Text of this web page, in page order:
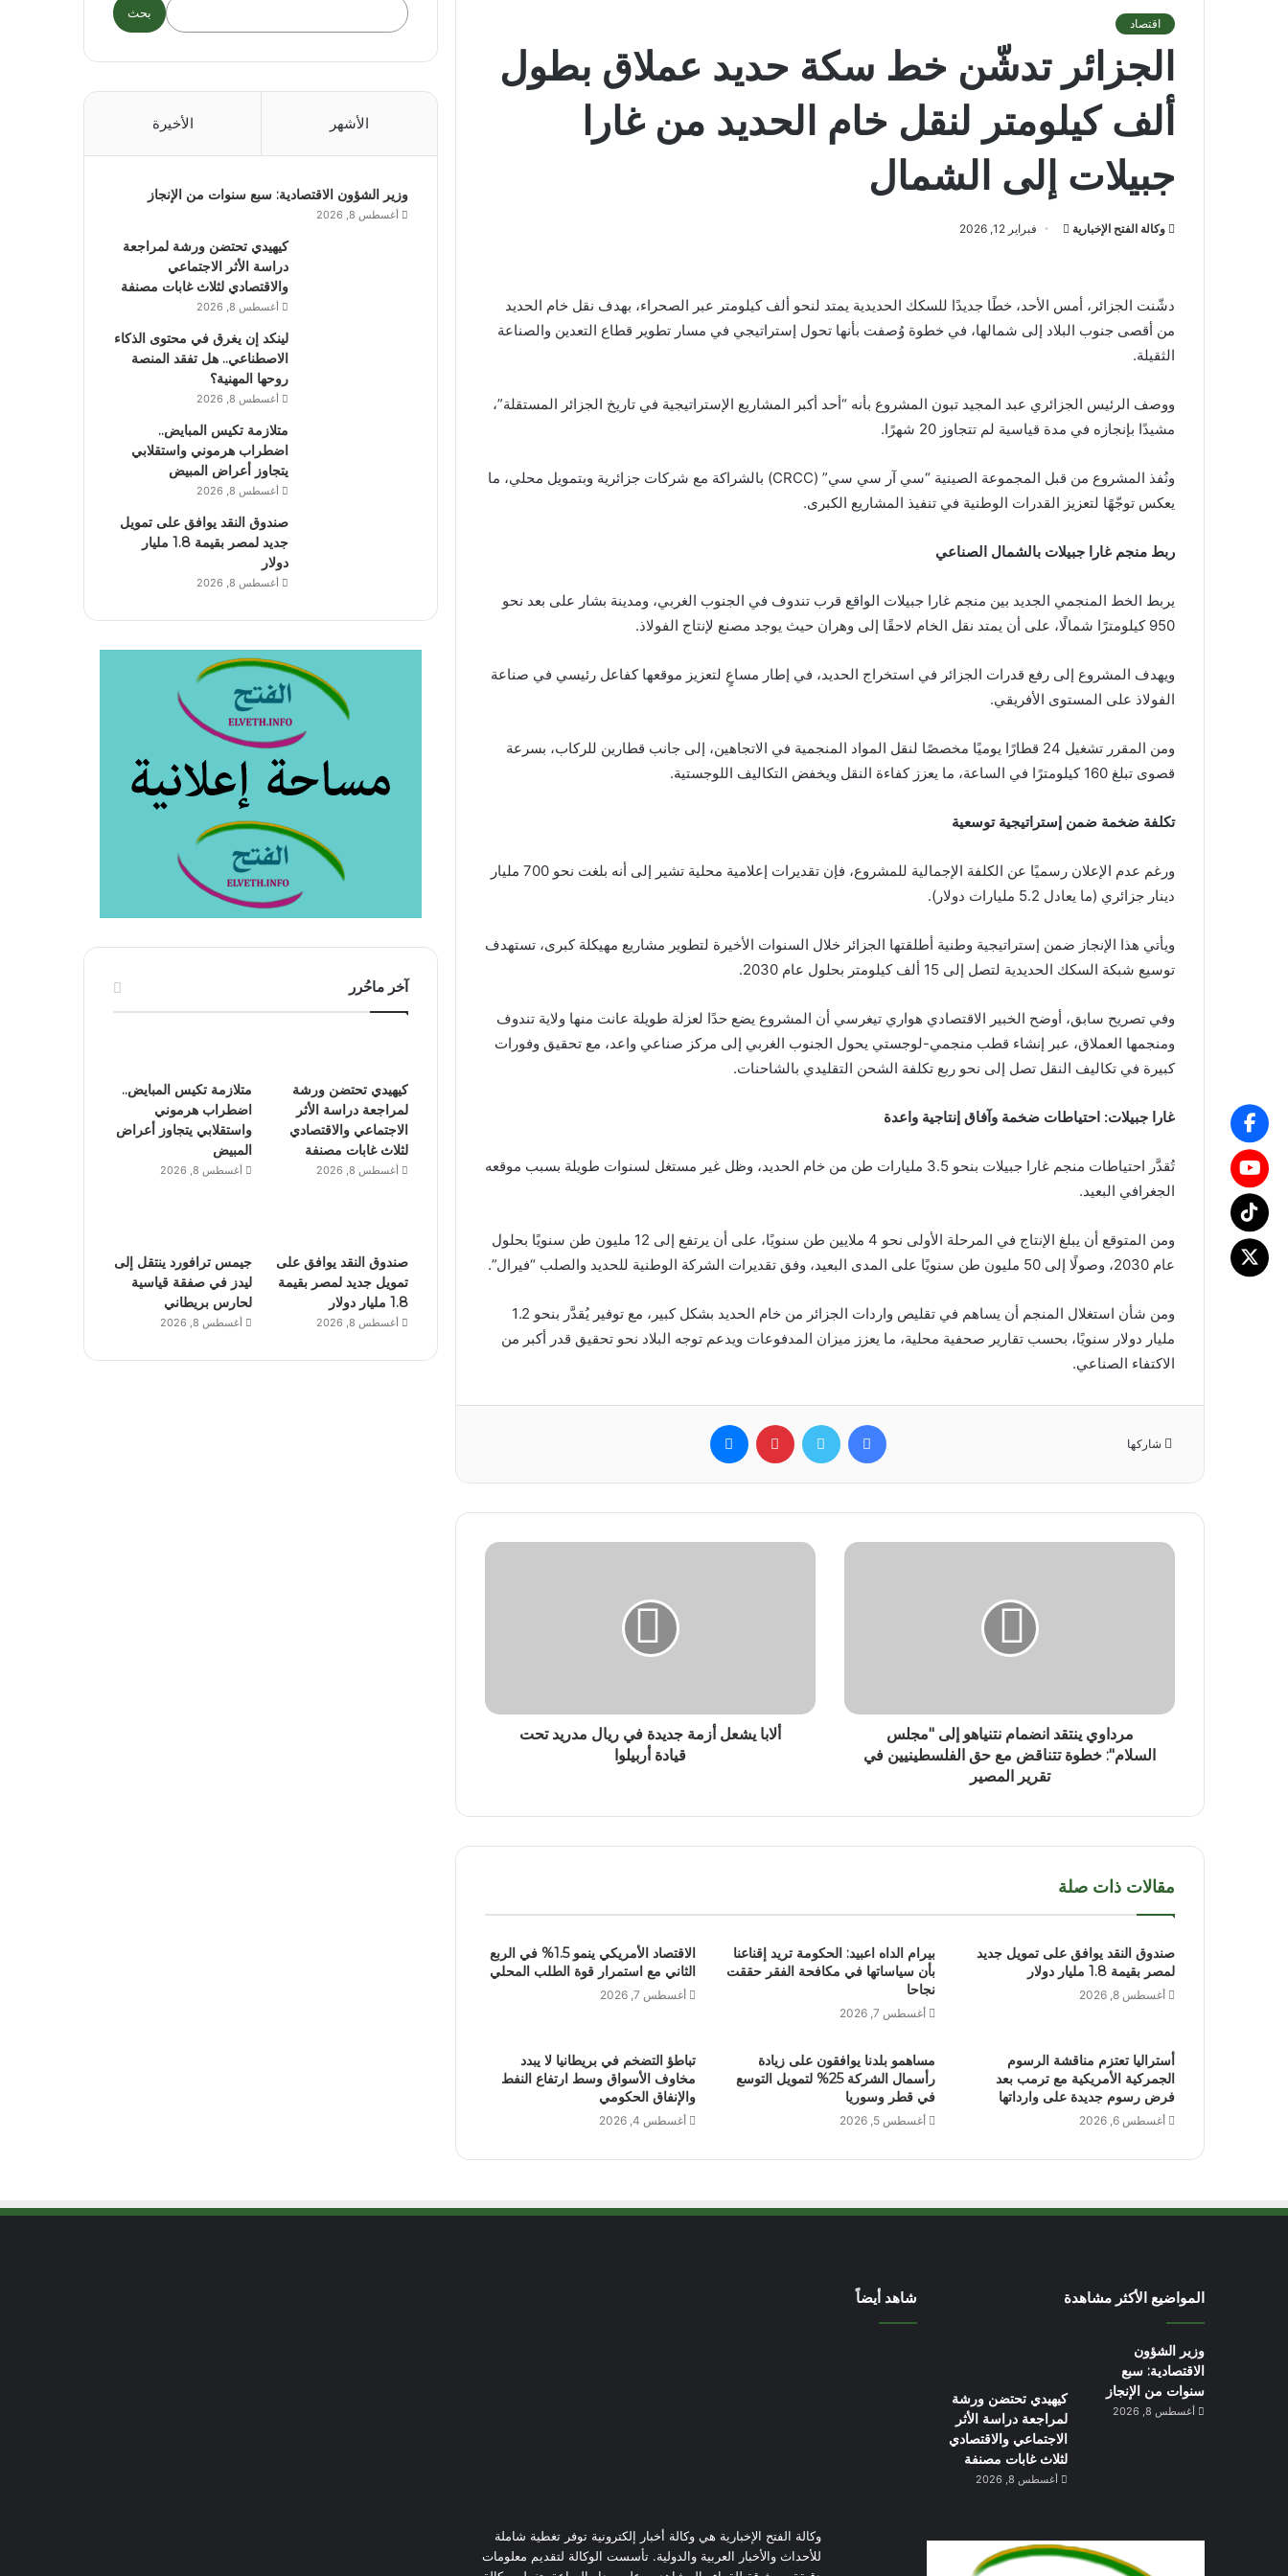
اقتصاد
الجزائر تدشّن خط سكة حديد عملاق بطول
ألف كيلومتر لنقل خام الحديد من غارا
جبيلات إلى الشمال
وكالة الفتح الإخبارية
أرسل فبراير 12, 2026
دشّنت الجزائر، أمس الأحد، خطًا جديدًا للسكك الحديدية يمتد لنحو ألف كيلومتر عبر الصحراء، بهدف نقل خام الحديد
من أقصى جنوب البلاد إلى شمالها، في خطوة وُصفت بأنها تحول إستراتيجي في مسار تطوير قطاع التعدين والصناعة
الثقيلة.
ووصف الرئيس الجزائري عبد المجيد تبون المشروع بأنه “أحد أكبر المشاريع الإستراتيجية في تاريخ الجزائر المستقلة”،
مشيدًا بإنجازه في مدة قياسية لم تتجاوز 20 شهرًا.
ونُفذ المشروع من قبل المجموعة الصينية “سي آر سي سي” (CRCC) بالشراكة مع شركات جزائرية وبتمويل محلي، ما
يعكس توجّهًا لتعزيز القدرات الوطنية في تنفيذ المشاريع الكبرى.
ربط منجم غارا جبيلات بالشمال الصناعي
يربط الخط المنجمي الجديد بين منجم غارا جبيلات الواقع قرب تندوف في الجنوب الغربي، ومدينة بشار على بعد نحو
950 كيلومترًا شمالًا، على أن يمتد نقل الخام لاحقًا إلى وهران حيث يوجد مصنع لإنتاج الفولاذ.
ويهدف المشروع إلى رفع قدرات الجزائر في استخراج الحديد، في إطار مساعٍ لتعزيز موقعها كفاعل رئيسي في صناعة
الفولاذ على المستوى الأفريقي.
ومن المقرر تشغيل 24 قطارًا يوميًا مخصصًا لنقل المواد المنجمية في الاتجاهين، إلى جانب قطارين للركاب، بسرعة
قصوى تبلغ 160 كيلومترًا في الساعة، ما يعزز كفاءة النقل ويخفض التكاليف اللوجستية.
تكلفة ضخمة ضمن إستراتيجية توسعية
ورغم عدم الإعلان رسميًا عن الكلفة الإجمالية للمشروع، فإن تقديرات إعلامية محلية تشير إلى أنه بلغت نحو 700 مليار
دينار جزائري (ما يعادل 5.2 مليارات دولار).
ويأتي هذا الإنجاز ضمن إستراتيجية وطنية أطلقتها الجزائر خلال السنوات الأخيرة لتطوير مشاريع مهيكلة كبرى، تستهدف
توسيع شبكة السكك الحديدية لتصل إلى 15 ألف كيلومتر بحلول عام 2030.
وفي تصريح سابق، أوضح الخبير الاقتصادي هواري تيغرسي أن المشروع يضع حدًا لعزلة طويلة عانت منها ولاية تندوف
ومنجمها العملاق، عبر إنشاء قطب منجمي-لوجستي يحول الجنوب الغربي إلى مركز صناعي واعد، مع تحقيق وفورات
كبيرة في تكاليف النقل تصل إلى نحو ربع تكلفة الشحن التقليدي بالشاحنات.
غارا جبيلات: احتياطات ضخمة وآفاق إنتاجية واعدة
تُقدَّر احتياطات منجم غارا جبيلات بنحو 3.5 مليارات طن من خام الحديد، وظل غير مستغل لسنوات طويلة بسبب موقعه
الجغرافي البعيد.
ومن المتوقع أن يبلغ الإنتاج في المرحلة الأولى نحو 4 ملايين طن سنويًا، على أن يرتفع إلى 12 مليون طن سنويًا بحلول
عام 2030، وصولًا إلى 50 مليون طن سنويًا على المدى البعيد، وفق تقديرات الشركة الوطنية للحديد والصلب “فيرال”.
ومن شأن استغلال المنجم أن يساهم في تقليص واردات الجزائر من خام الحديد بشكل كبير، مع توفير يُقدَّر بنحو 1.2
مليار دولار سنويًا، بحسب تقارير صحفية محلية، ما يعزز ميزان المدفوعات ويدعم توجه البلاد نحو تحقيق قدر أكبر من
الاكتفاء الصناعي.
شاركها
فيسبوك تويتر بينتيريست
مرداوي ينتقد انضمام نتنياهو إلى "مجلس
السلام": خطوة تتناقض مع حق الفلسطينيين في
تقرير المصير
ألابا يشعل أزمة جديدة في ريال مدريد تحت
قيادة أربيلوا
مقالات ذات صلة
صندوق النقد يوافق على تمويل جديد
لمصر بقيمة 1.8 مليار دولار
أغسطس 8, 2026
بيرام الداه اعبيد: الحكومة تريد إقناعنا
بأن سياساتها في مكافحة الفقر حققت
نجاحا
أغسطس 7, 2026
الاقتصاد الأمريكي ينمو 1.5% في الربع
الثاني مع استمرار قوة الطلب المحلي
أغسطس 7, 2026
أستراليا تعتزم مناقشة الرسوم
الجمركية الأمريكية مع ترمب بعد
فرض رسوم جديدة على وارداتها
أغسطس 6, 2026
مساهمو بلدنا يوافقون على زيادة
رأسمال الشركة 25% لتمويل التوسع
في قطر وسوريا
أغسطس 5, 2026
تباطؤ التضخم في بريطانيا لا يبدد
مخاوف الأسواق وسط ارتفاع النفط
والإنفاق الحكومي
أغسطس 4, 2026
بحث
الأشهر الأخيرة
وزير الشؤون الاقتصادية: سبع سنوات من الإنجاز
أغسطس 8, 2026
كيهيدي تحتضن ورشة لمراجعة
دراسة الأثر الاجتماعي
والاقتصادي لثلاث غابات مصنفة
أغسطس 8, 2026
لينكد إن يغرق في محتوى الذكاء
الاصطناعي.. هل تفقد المنصة
روحها المهنية؟
أغسطس 8, 2026
متلازمة تكيس المبايض..
اضطراب هرموني واستقلابي
يتجاوز أعراض المبيض
أغسطس 8, 2026
صندوق النقد يوافق على تمويل
جديد لمصر بقيمة 1.8 مليار
دولار
أغسطس 8, 2026
آخر ماحُرر
كيهيدي تحتضن ورشة
لمراجعة دراسة الأثر
الاجتماعي والاقتصادي
لثلاث غابات مصنفة
أغسطس 8, 2026
متلازمة تكيس المبايض..
اضطراب هرموني
واستقلابي يتجاوز أعراض
المبيض
أغسطس 8, 2026
صندوق النقد يوافق على
تمويل جديد لمصر بقيمة
1.8 مليار دولار
أغسطس 8, 2026
جيمس ترافورد ينتقل إلى
ليدز في صفقة قياسية
لحارس بريطاني
أغسطس 8, 2026
المواضيع الأكثر مشاهدة
وزير الشؤون
الاقتصادية: سبع
سنوات من الإنجاز
أغسطس 8, 2026
كيهيدي تحتضن ورشة
لمراجعة دراسة الأثر
الاجتماعي والاقتصادي
لثلاث غابات مصنفة
أغسطس 8, 2026
شاهد أيضاً
وكالة الفتح الإخبارية هي وكالة أخبار إلكترونية توفر تغطية شاملة
للأحداث والأخبار العربية والدولية. تأسست الوكالة لتقديم معلومات